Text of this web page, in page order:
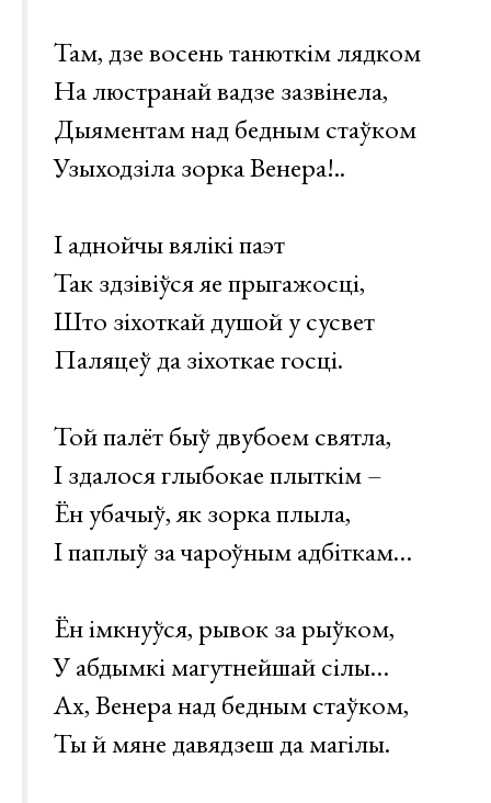
Там, дзе восень танюткім лядком
На люстранай вадзе зазвінела,
Дыяментам над бедным стаўком
Узыходзіла зорка Венера!..
І аднойчы вялікі паэт
Так здзівіўся яе прыгажосці,
Што зіхоткай душой у сусвет
Паляцеў да зіхоткае госці.
Той палёт быў двубоем святла,
І здалося глыбокае плыткім –
Ён убачыў, як зорка плыла,
І паплыў за чароўным адбіткам…
Ён імкнуўся, рывок за рыўком,
У абдымкі магутнейшай сілы…
Ах, Венера над бедным стаўком,
Ты й мяне давядзеш да магілы.